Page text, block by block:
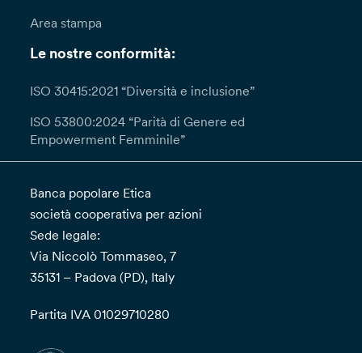
Area stampa
Le nostre conformità:
ISO 30415:2021 “Diversità e inclusione”
ISO 53800:2024 “Parità di Genere ed
Empowerment Femminile”
Banca popolare Etica
società cooperativa per azioni
Sede legale:
Via Niccolò Tommaseo, 7
35131 – Padova (PD), Italy
Partita IVA 01029710280